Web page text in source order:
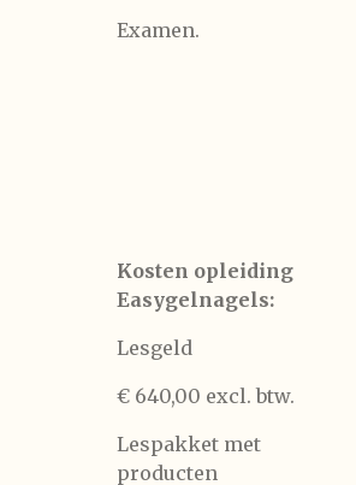
Examen.
Kosten opleiding
Easygelnagels:
Lesgeld
€ 640,00 excl. btw.
Lespakket met
producten